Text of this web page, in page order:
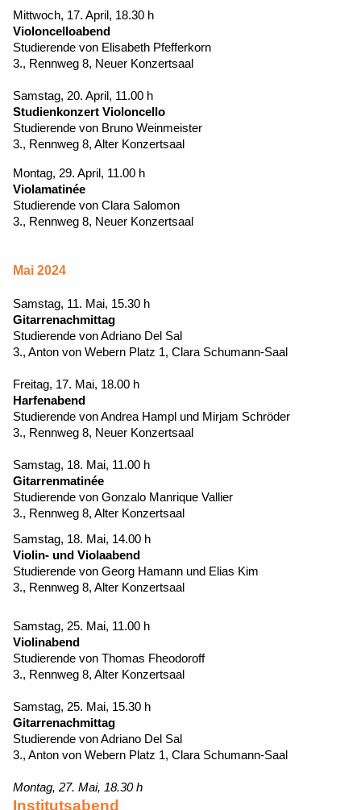
Mittwoch, 17. April, 18.30 h
Violoncelloabend
Studierende von Elisabeth Pfefferkorn
3., Rennweg 8, Neuer Konzertsaal
Samstag, 20. April, 11.00 h
Studienkonzert Violoncello
Studierende von Bruno Weinmeister
3., Rennweg 8, Alter Konzertsaal
Montag, 29. April, 11.00 h
Violamatinée
Studierende von Clara Salomon
3., Rennweg 8, Neuer Konzertsaal
Mai 2024
Samstag, 11. Mai, 15.30 h
Gitarrenachmittag
Studierende von Adriano Del Sal
3., Anton von Webern Platz 1, Clara Schumann-Saal
Freitag, 17. Mai, 18.00 h
Harfenabend
Studierende von Andrea Hampl und Mirjam Schröder
3., Rennweg 8, Neuer Konzertsaal
Samstag, 18. Mai, 11.00 h
Gitarrenmatinée
Studierende von Gonzalo Manrique Vallier
3., Rennweg 8, Alter Konzertsaal
Samstag, 18. Mai, 14.00 h
Violin- und Violaabend
Studierende von Georg Hamann und Elias Kim
3., Rennweg 8, Alter Konzertsaal
Samstag, 25. Mai, 11.00 h
Violinabend
Studierende von Thomas Fheodoroff
3., Rennweg 8, Alter Konzertsaal
Samstag, 25. Mai, 15.30 h
Gitarrenachmittag
Studierende von Adriano Del Sal
3., Anton von Webern Platz 1, Clara Schumann-Saal
Montag, 27. Mai, 18.30 h
Institutsabend